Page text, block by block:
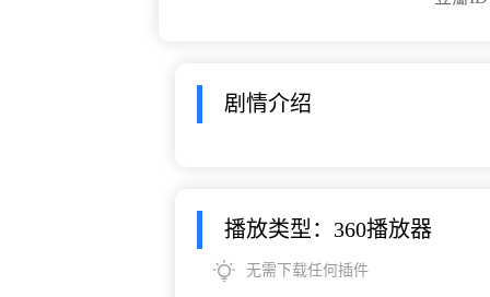
剧情介绍
播放类型：360播放器
无需下载任何插件